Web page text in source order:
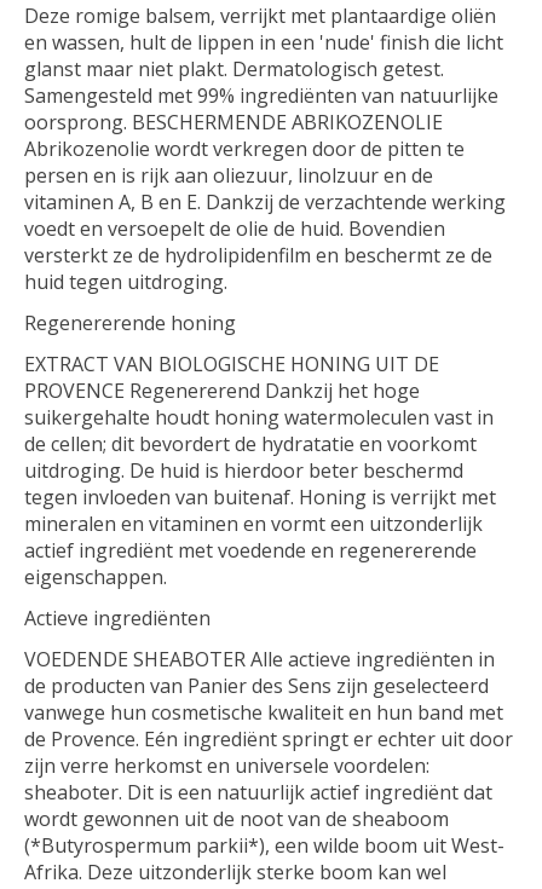
Deze romige balsem, verrijkt met plantaardige oliën
en wassen, hult de lippen in een 'nude' finish die licht
glanst maar niet plakt. Dermatologisch getest.
Samengesteld met 99% ingrediënten van natuurlijke
oorsprong. BESCHERMENDE ABRIKOZENOLIE
Abrikozenolie wordt verkregen door de pitten te
persen en is rijk aan oliezuur, linolzuur en de
vitaminen A, B en E. Dankzij de verzachtende werking
voedt en versoepelt de olie de huid. Bovendien
versterkt ze de hydrolipidenfilm en beschermt ze de
huid tegen uitdroging.
Regenererende honing
EXTRACT VAN BIOLOGISCHE HONING UIT DE
PROVENCE Regenererend Dankzij het hoge
suikergehalte houdt honing watermoleculen vast in
de cellen; dit bevordert de hydratatie en voorkomt
uitdroging. De huid is hierdoor beter beschermd
tegen invloeden van buitenaf. Honing is verrijkt met
mineralen en vitaminen en vormt een uitzonderlijk
actief ingrediënt met voedende en regenererende
eigenschappen.
Actieve ingrediënten
VOEDENDE SHEABOTER Alle actieve ingrediënten in
de producten van Panier des Sens zijn geselecteerd
vanwege hun cosmetische kwaliteit en hun band met
de Provence. Eén ingrediënt springt er echter uit door
zijn verre herkomst en universele voordelen:
sheaboter. Dit is een natuurlijk actief ingrediënt dat
wordt gewonnen uit de noot van de sheaboom
(*Butyrospermum parkii*), een wilde boom uit West-
Afrika. Deze uitzonderlijk sterke boom kan wel